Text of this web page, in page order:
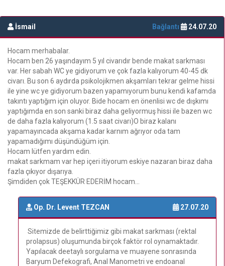
İsmail Bağlantı 24.07.20
Hocam merhabalar.
Hocam ben 26 yaşındayım 5 yıl civarıdır bende makat sarkması
var. Her sabah WC ye gidiyorum ve çok fazla kalıyorum 40-45 dk
civarı. Bu son 6 aydırda psikolojikmen akşamları tekrar gelme hissi
ile yine wc ye gidiyorum bazen yapamıyorum bunu kendi kafamda
takıntı yaptığım için oluyor. Bide hocam en önenlisi wc de dışkımı
yaptığımda en son sanki biraz daha geliyormuş hissi ile bazen wc
de daha fazla kalıyorum (1.5 saat civarı)O biraz kalanı
yapamayıncada akşama kadar karnım ağrıyor oda tam
yapamadığımı düşündüğüm için.
Hocam lütfen yardım edin.
makat sarkmam var hep içeri itiyorum eskiye nazaran biraz daha
fazla çıkıyor dışarıya.
Şimdiden çok TEŞEKKÜR EDERİM hocam...
Op. Dr. Levent TEZCAN 27.07.20
Sitemizde de belirttiğimiz gibi makat sarkması (rektal
prolapsus) oluşumunda birçok faktör rol oynamaktadır.
Yapılacak deetaylı sorgulama ve muayene sonrasında
Baryum Defekografi, Anal Manometri ve endoanal